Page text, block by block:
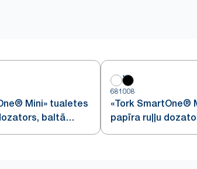
Mini» tualetes
baltā
681008
«Tork SmartOne®
papīra ruļļu
krāsā